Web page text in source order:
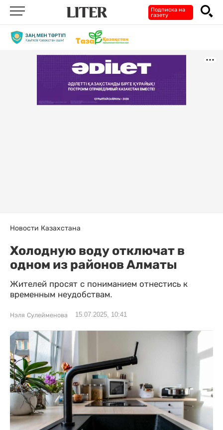
Подписка на
газету
Новости Казахстана
Холодную воду отключат в
одном из районов Алматы
Жителей просят с пониманием отнестись к
временным неудобствам.
Нэля Сулейменова 15.07.2025, 10:41